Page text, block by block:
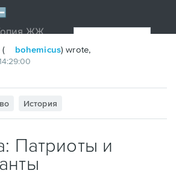
( bohemicus) wrote,
История
Патриоты и